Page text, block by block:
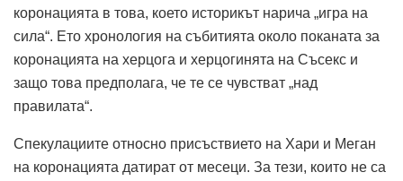
коронацията в това, което историкът нарича „игра на
сила“. Ето хронология на събитията около поканата за
коронацията на херцога и херцогинята на Съсекс и
защо това предполага, че те се чувстват „над
правилата“.
Спекулациите относно присъствието на Хари и Меган
на коронацията датират от месеци. За тези, които не са